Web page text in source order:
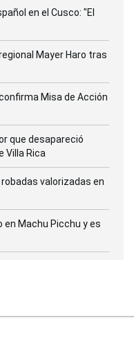
en el Cusco: "El
Mayer Haro tras
Misa de Acción
que desapareció
Villa Rica
valorizadas en
Machu Picchu y es